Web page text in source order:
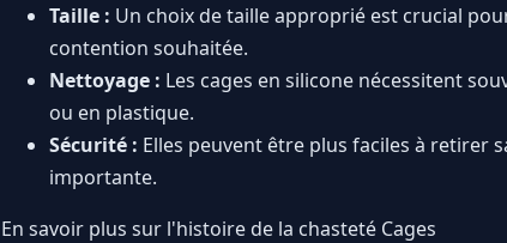
Taille : Un choix de taille approprié est crucial
contention souhaitée.
Nettoyage : Les cages en silicone nécessitent
ou en plastique.
Sécurité : Elles peuvent être plus faciles à retirer
importante.
En savoir plus sur l'histoire de la chasteté Cages